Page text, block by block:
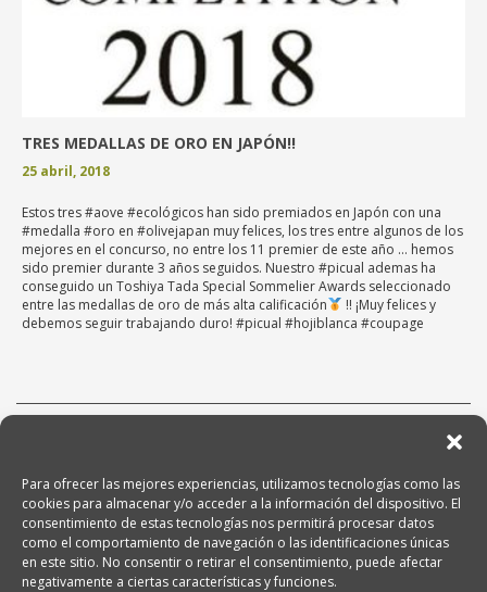
Para ofrecer las mejores experiencias, utilizamos tecnologías como las
cookies para almacenar y/o acceder a la información del dispositivo. El
consentimiento de estas tecnologías nos permitirá procesar datos
como el comportamiento de navegación o las identificaciones únicas
en este sitio. No consentir o retirar el consentimiento, puede afectar
negativamente a ciertas características y funciones.
TRES MEDALLAS DE ORO EN JAPÓN!!
25 abril, 2018
Estos tres #aove #ecológicos han sido premiados en Japón con una
#medalla #oro en #olivejapan muy felices, los tres entre algunos de los
mejores en el concurso, no entre los 11 premier de este año … hemos
sido premier durante 3 años seguidos. Nuestro #picual ademas ha
conseguido un Toshiya Tada Special Sommelier Awards seleccionado
entre las medallas de oro de más alta calificación
!! ¡Muy felices y
debemos seguir trabajando duro! #picual #hojiblanca #coupage
Venta de Aceite de Oliva Ecológico
Oro del Desierto, Ctra. Nacional 340, km. 474. 04200 Tabernas (Almería),
Andalucía, España